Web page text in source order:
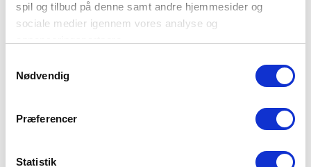
spil og tilbud på denne samt andre hjemmesider og
sociale medier igennem vores analyse og
Du kan læse mere om vores brug af cookies under
"Detaljer" eller ved at klikke videre til vores Cookiepolitik,
Nødvendig
Præferencer
Statistik